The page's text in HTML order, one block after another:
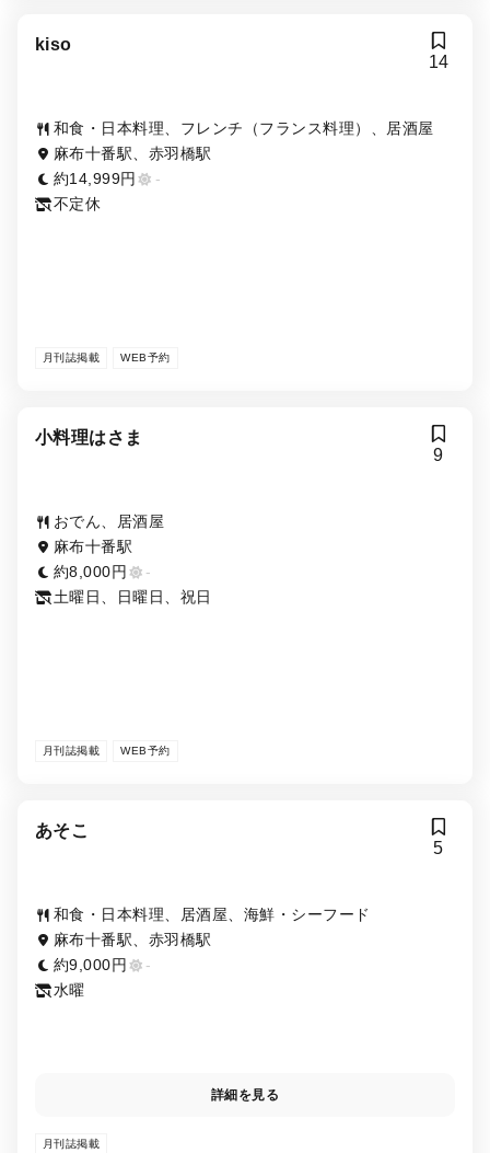
kiso
14
和食・日本料理、フレンチ（フランス料理）、居酒屋
麻布十番駅、赤羽橋駅
約14,999円
-
不定休
月刊誌掲載 WEB予約
小料理はさま
9
おでん、居酒屋
麻布十番駅
約8,000円
-
土曜日、日曜日、祝日
月刊誌掲載 WEB予約
あそこ
5
和食・日本料理、居酒屋、海鮮・シーフード
麻布十番駅、赤羽橋駅
約9,000円
-
水曜
詳細を見る
月刊誌掲載